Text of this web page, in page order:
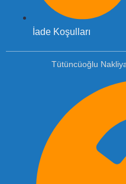
İade Koşulları
Tütüncüoğlu